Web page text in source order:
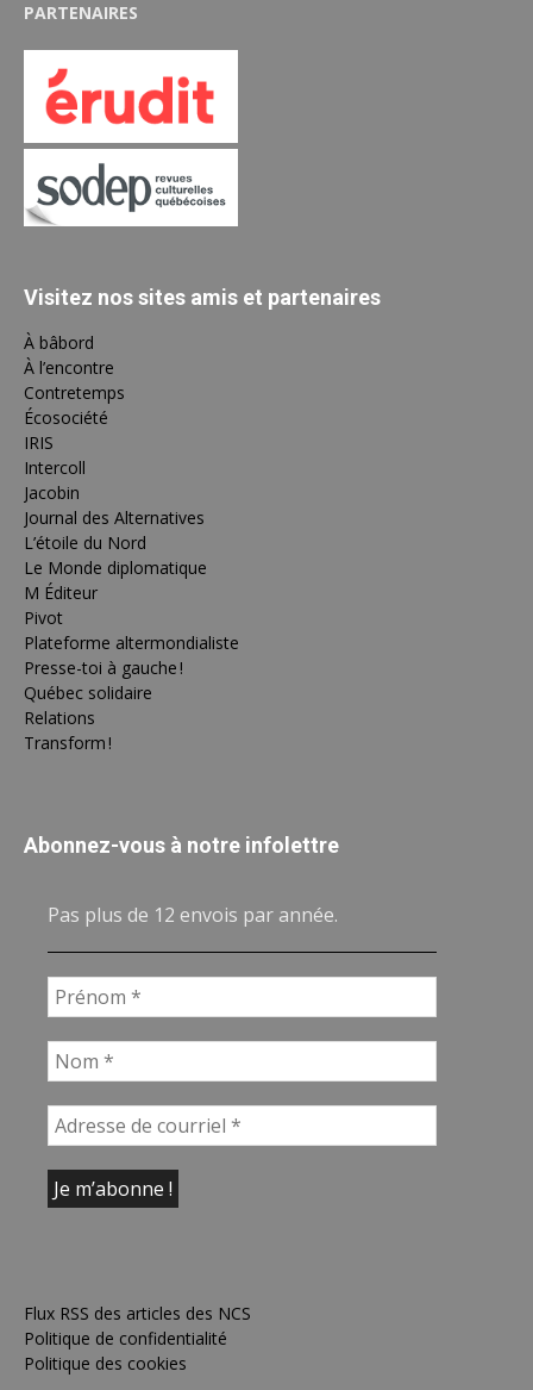
PARTENAIRES
Visitez nos sites amis et partenaires
À bâbord
À l’encontre
Contretemps
Écosociété
IRIS
Intercoll
Jacobin
Journal des Alternatives
L’étoile du Nord
Le Monde diplomatique
M Éditeur
Pivot
Plateforme altermondialiste
Presse-toi à gauche !
Québec solidaire
Relations
Transform !
Abonnez-vous à notre infolettre
Pas plus de 12 envois par année.
Flux RSS des articles des NCS
Politique de confidentialité
Politique des cookies